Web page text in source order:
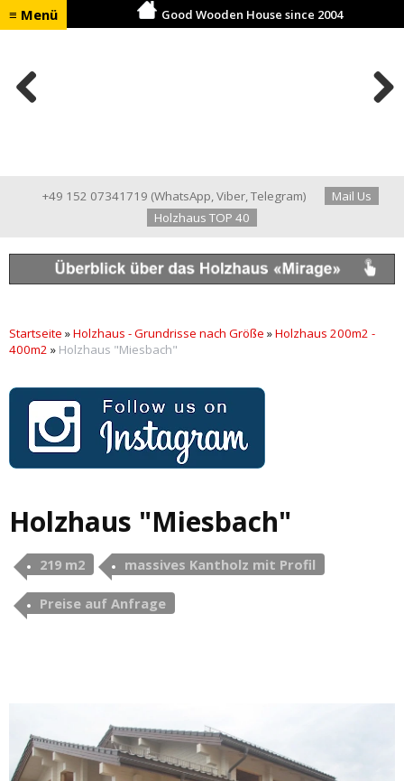
≡ Menü Good Wooden House since 2004
+49 152 07341719 (WhatsApp,Viber,Telegram)
Mail Us
Holzhaus TOP 40
Startseite »Holzhaus - Grundrisse nach Größe »Holzhaus 200m2 -
400m2 » Holzhaus "Miesbach"
Holzhaus "Miesbach"
219 m2 massives Kantholz mit Profil
Preise auf Anfrage